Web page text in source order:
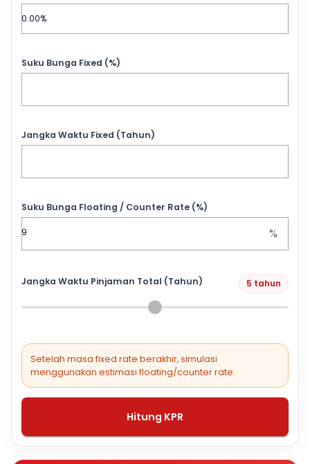
Suku Bunga Fixed (%)
Jangka Waktu Fixed (Tahun)
Suku Bunga Floating / Counter Rate (%)
%
Jangka Waktu Pinjaman Total (Tahun) 5 tahun
Setelah masa fixed rate berakhir, simulasi
menggunakan estimasi floating/counter rate.
Hitung KPR